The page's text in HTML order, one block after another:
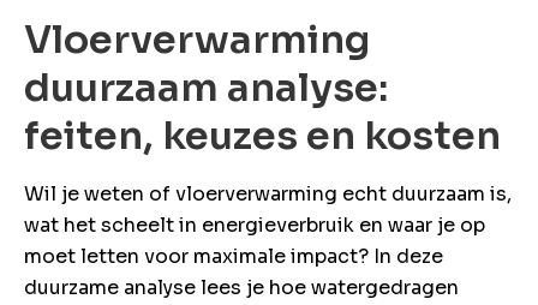
Offerte
Snel &
reactie
Vloerverwarming
duurzaam analyse:
feiten, keuzes en kosten
Wil je weten of vloerverwarming echt duurzaam is,
wat het scheelt in energieverbruik en waar je op
moet letten voor maximale impact? In deze
duurzame analyse lees je hoe watergedragen